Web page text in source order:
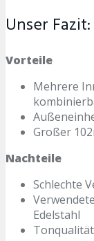
Unser Fazit:
Vorteile
Mehrere
Großer
Nachteile
Schlechte
Edelstahl